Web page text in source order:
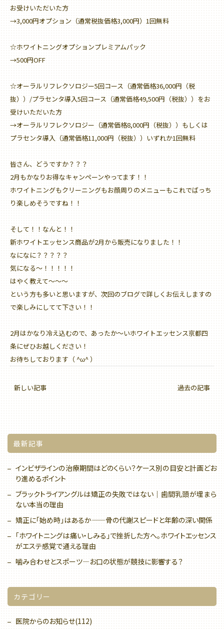
お受けいただいた方
→3,000円オプション（通常税抜価格3,000円）1回無料
☆ホワイトニングオプションプレミアムパック
→500円OFF
☆オーラルリフレクソロジー5回コース（通常価格36,000円（税
抜））/プラセンタ導入5回コース（通常価格49,500円（税抜））をお
受けいただいた方
→オーラルリフレクソロジー（通常価格8,000円（税抜））もしくは
プラセンタ導入（通常価格11,000円（税抜））いずれか1回無料
皆さん、どうですか？？？
2月もかなりお得なキャンペーンやってます！！
ホワイトニングもクリーニングもお顔周りのメニューもこれでばっち
り楽しめそうですね！！
そして！！なんと！！
新ホワイトエッセンス商品が2月から販売になりました！！
なになに？？？？？
気になる〜！！！！！
はやく教えて〜〜〜
という方も多いと思いますが、次回のブログで詳しくお伝えしますの
で楽しみにしてて下さい！！
2月はかなり冷え込むので、あったか〜いホワイトエッセンス京都四
条にぜひお越しください！
お待ちしております（ ^ω^ ）
新しい記事 過去の記事
最新記事
インビザラインの治療期間はどのくらい？ケース別の目安と計画どお
り進めるポイント
ブラックトライアングルは矯正の失敗ではない｜歯間乳頭が埋まら
ない本当の理由
矯正に「始め時」はあるか——骨の代謝スピードと年齢の深い関係
「ホワイトニングは痛い・しみる」で挫折した方へ。ホワイトエッセンス
がエステ感覚で通える理由
噛み合わせとスポーツ—お口の状態が競技に影響する？
カテゴリー
医院からのお知らせ(112)